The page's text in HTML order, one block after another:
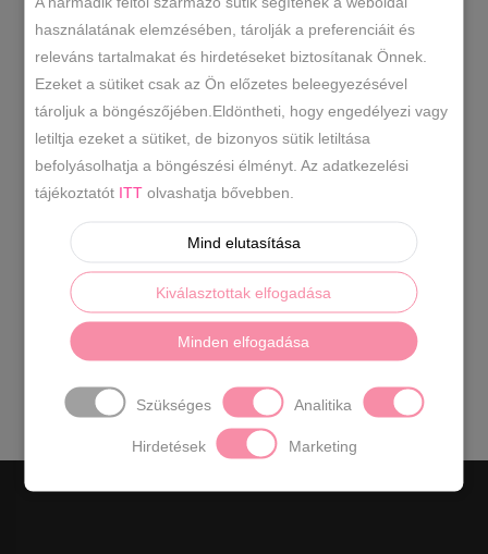
KATEGÓRIÁK
2025 Ősz/Tél, Oldaltáska/
Crossbody,Táskák
CÍMKÉK
LEÍRÁS
TOVÁBBI INFORMÁCIÓK
Divatos kisméretű oldaltáska,állítható
pánttal.Két rekeszes.Anyaga:rostbőr
Származási hely:EUSzín:fekete.
használatának elemzésében, tárolják a preferenciáit és
releváns tartalmakat és hirdetéseket biztosítanak Önnek.
Ezeket a sütiket csak az Ön előzetes beleegyezésével
tároljuk a böngészőjében.Eldöntheti, hogy engedélyezi vagy
letiltja ezeket a sütiket, de bizonyos sütik letiltása
befolyásolhatja a böngészési élményt. Az adatkezelési
tájékoztatót ITT olvashatja bővebben.
Mind elutasítása
Kiválasztottak elfogadása
Minden elfogadása
Szükséges Analitika
Hirdetések Marketing